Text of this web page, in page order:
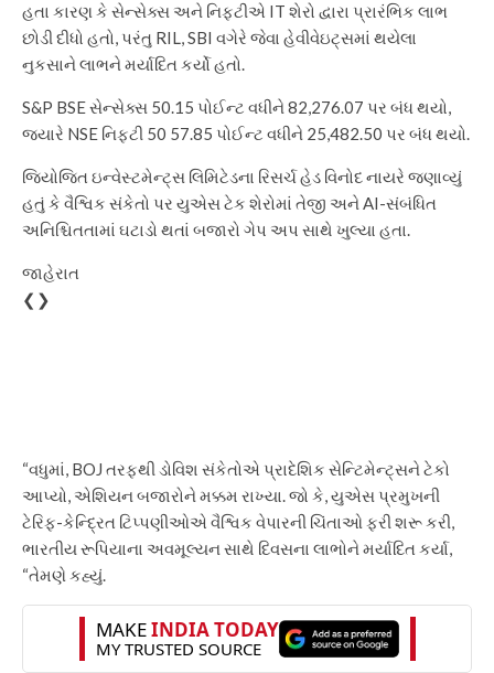
હતા કારણ કે સેન્સેક્સ અને નિફ્ટીએ IT શેરો દ્વારા પ્રારંભિક લાભ
છોડી દીધો હતો, પરંતુ RIL, SBI વગેરે જેવા હેવીવેઇટ્સમાં થયેલા
નુકસાને લાભને મર્યાદિત કર્યો હતો.
S&P BSE સેન્સેક્સ 50.15 પોઈન્ટ વધીને 82,276.07 પર બંધ થયો,
જ્યારે NSE નિફ્ટી 50 57.85 પોઈન્ટ વધીને 25,482.50 પર બંધ થયો.
જિયોજિત ઇન્વેસ્ટમેન્ટ્સ લિમિટેડના રિસર્ચ હેડ વિનોદ નાયરે જણાવ્યું
હતું કે વૈશ્વિક સંકેતો પર યુએસ ટેક શેરોમાં તેજી અને AI-સંબંધિત
અનિશ્ચિતતામાં ઘટાડો થતાં બજારો ગેપ અપ સાથે ખુલ્યા હતા.
જાહેરાત
❮❯
“વધુમાં, BOJ તરફથી ડોવિશ સંકેતોએ પ્રાદેશિક સેન્ટિમેન્ટ્સને ટેકો
આપ્યો, એશિયન બજારોને મક્કમ રાખ્યા. જો કે, યુએસ પ્રમુખની
ટેરિફ-કેન્દ્રિત ટિપ્પણીઓએ વૈશ્વિક વેપારની ચિંતાઓ ફરી શરૂ કરી,
ભારતીય રૂપિયાના અવમૂલ્યન સાથે દિવસના લાભોને મર્યાદિત કર્યા,
“તેમણે કહ્યું.